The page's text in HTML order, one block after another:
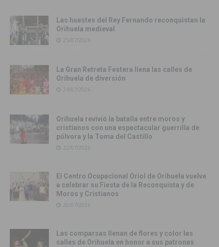
Las huestes del Rey Fernando reconquistan la
Orihuela medieval
25/07/2026
La Gran Retreta Festera llena las calles de
Orihuela de diversión
24/07/2026
Orihuela revivió la batalla entre moros y
cristianos con una espectacular guerrilla de
pólvora y la Toma del Castillo
22/07/2026
El Centro Ocupacional Oriol de Orihuela vuelve
a celebrar su Fiesta de la Reconquista y de
Moros y Cristianos
20/07/2026
Las comparsas llenan de flores y color las
calles de Orihuela en honor a sus patronas